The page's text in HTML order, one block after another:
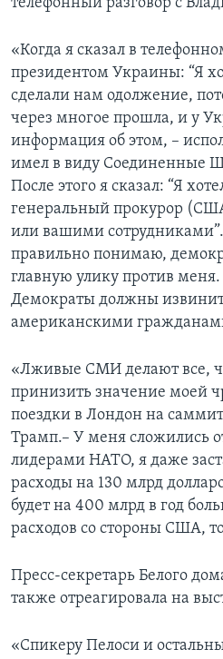
телефонный разговор с
«Когда я сказал в
президентом Украины: “Я
сделали нам одолжение,
через многое прошла, и у
информация об этом, –
имел в виду Соединенные
После этого я сказал: “Я
генеральный прокурор
или вашими сотрудниками”.
правильно понимаю,
главную улику против
Демократы должны
американскими
«Лживые СМИ делают все,
принизить значение моей
поездки в Лондон на
Трамп.– У меня сложились
лидерами НАТО, я даже
расходы на 130 млрд
будет на 400 млрд в год
расходов со стороны США,
Пресс-секретарь Белого
также отреагировала на
«Спикеру Пелоси и